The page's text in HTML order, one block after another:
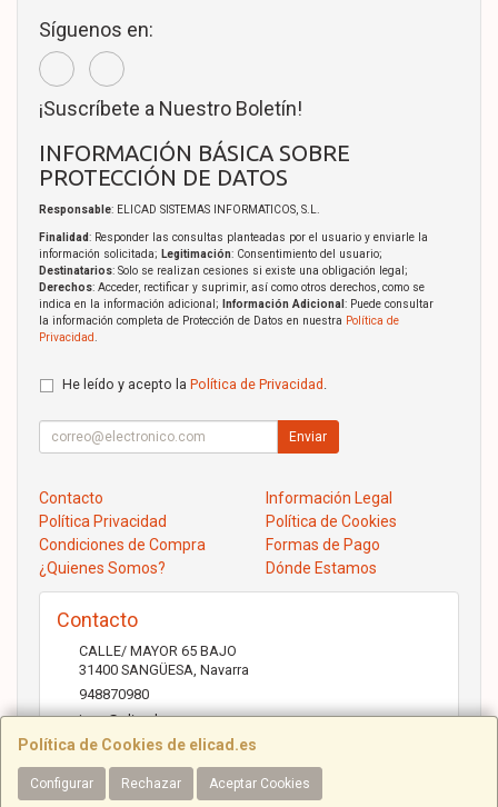
Política de Cookies de elicad.es
Configurar Rechazar Aceptar Cookies
Síguenos en:
¡Suscríbete a Nuestro Boletín!
INFORMACIÓN BÁSICA SOBRE
PROTECCIÓN DE DATOS
Responsable: ELICAD SISTEMAS INFORMATICOS, S.L.
Finalidad: Responder las consultas planteadas por el usuario y enviarle la
información solicitada; Legitimación: Consentimiento del usuario;
Destinatarios: Solo se realizan cesiones si existe una obligación legal;
Derechos: Acceder, rectificar y suprimir, así como otros derechos, como se
indica en la información adicional;
Información Adicional : Puede consultar
la información completa de Protección de Datos en nuestra Política de
Privacidad
He leído y acepto la Política de Privacidad
Enviar
Contacto
Información Legal
Política Privacidad
Política de Cookies
Condiciones de Compra
Formas de Pago
¿Quienes Somos?
Dónde Estamos
Contacto
CALLE/ MAYOR 65 BAJO
31400 SANGÜESA Navarra
948870980
jose@elicad.com
Horario